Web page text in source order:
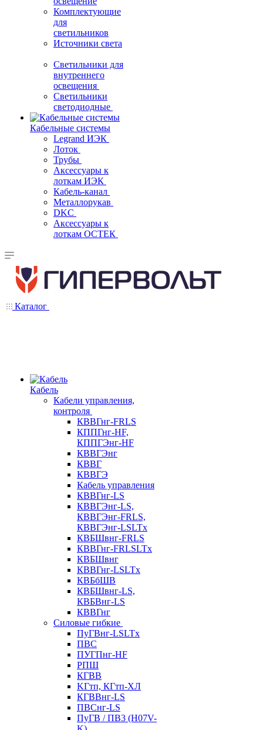
Комплектующие
для
светильников
Источники света
Светильники для
внутреннего
освещения
Светильники
светодиодные
Кабельные системы
Legrand ИЭК
Лоток
Трубы
Аксессуары к
лоткам ИЭК
Кабель-канал
Металлорукав
DKC
Аксессуары к
лоткам ОСТЕК
Каталог
Кабель
Кабели управления,
контроля
КВВГнг-FRLS
КППГнг-HF,
КППГЭнг-HF
КВВГЭнг
КВВГ
КВВГЭ
Кабель управления
КВВГнг-LS
КВВГЭнг-LS,
КВВГЭнг-FRLS,
КВВГЭнг-LSLTx
КВБШвнг-FRLS
КВВГнг-FRLSLTx
КВБШвнг
КВВГнг-LSLTx
КВБбШВ
КВБШвнг-LS,
КВБВнг-LS
КВВГнг
Силовые гибкие
ПуГВнг-LSLTx
ПВС
ПУГПнг-HF
РПШ
КГВВ
KГтп, КГтп-ХЛ
КГВВнг-LS
ПВСнг-LS
ПуГВ / ПВ3 (H07V-